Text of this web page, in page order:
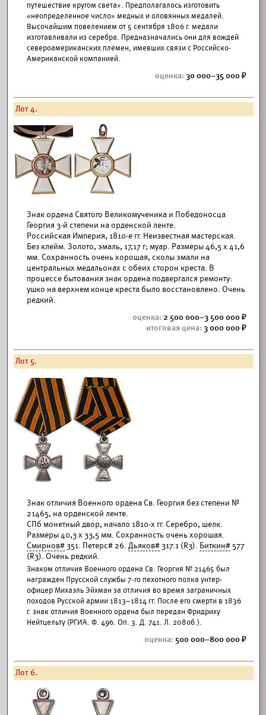
путешествие кругом света». Предполагалось изготовить
«неопределенное число» медных и оловянных медалей.
Высочайшим повелением от 5 сентября 1806 г. медали
изготавливали из серебра. Предназначались они для вождей
североамериканских племен, имевших связи с Российско-
Американской компанией.
30 000–35 000
Лот 4.
Знак ордена Святого Великомученика и Победоносца
Георгия 3-й степени на орденской ленте.
Российская Империя, 1810-е гг. Неизвестная мастерская.
Без клейм. Золото, эмаль, 17,17 г; муар. Размеры 46,5 х 41,6
мм. Сохранность очень хорошая, сколы эмали на
центральных медальонах с обеих сторон креста. В
процессе бытования знак ордена подвергался ремонту:
ушко на верхнем конце креста было восстановлено. Очень
редкий.
2 500 000–3 500 000
3 000 000
Лот 5.
Знак отличия Военного ордена Св. Георгия без степени №
21465, на орденской ленте.
СПб монетный двор, начало 1810-х гг. Серебро, шелк.
Размеры 40,3 х 33,5 мм. Сохранность очень хорошая.
Смирнов#351. Петерс# 26. Дьяков#317.1 (R3). Биткин# 577
(R3). Очень редкий.
Знаком отличия Военного ордена Св. Георгия № 21465 был
награжден Прусской службы 7-го пехотного полка унтер-
офицер Михаэль Эйхман за отличия во время заграничных
походов Русской армии 1813–1814 гг. После его смерти в 1836
г. знак отличия Военного ордена был передан Фридриху
Нейтцельту (РГИА. Ф. 496. Оп. 3. Д. 741. Л. 208об.).
500 000–800 000
Лот 6.